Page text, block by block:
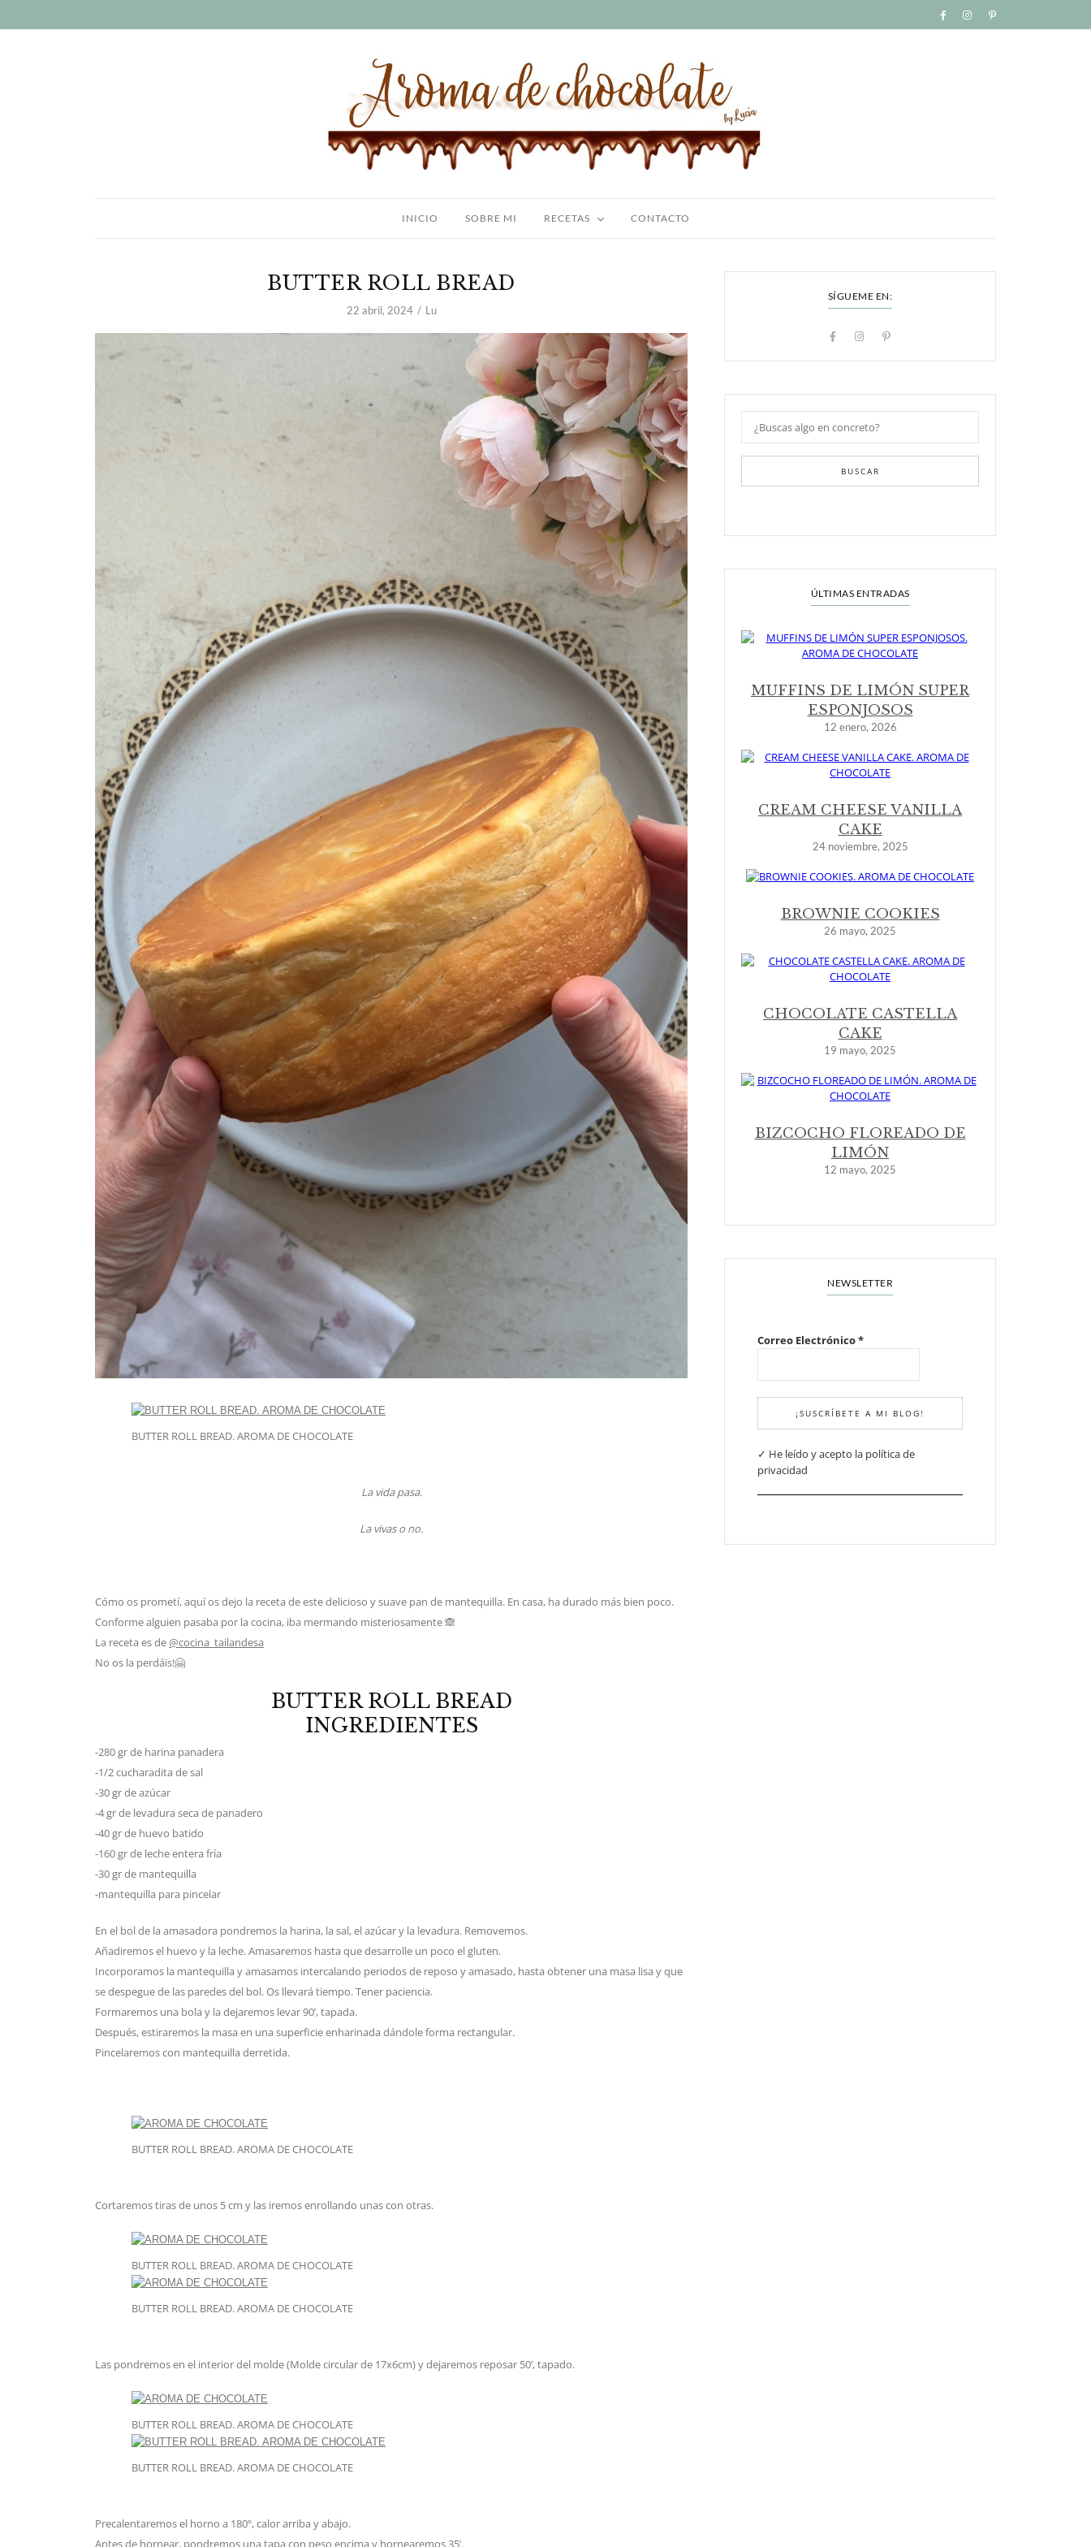
INICIO SOBRE MI RECETAS CONTACTO
BUTTER ROLL BREAD
22 abril, 2024 Lu
BUTTER ROLL BREAD. AROMA DE CHOCOLATE
La vida pasa.
La vivas o no.
Cómo os prometí, aquí os dejo la receta de este delicioso y suave pan de mantequilla. En casa, ha durado más bien poco.
Conforme alguien pasaba por la cocina, iba mermando misteriosamente 🙈
La receta es de@cocina_tailandesa
No os la perdáis!🤗
BUTTER ROLL BREAD
INGREDIENTES
-280 gr de harina panadera
-1/2 cucharadita de sal
-30 gr de azúcar
-4 gr de levadura seca de panadero
-40 gr de huevo batido
-160 gr de leche entera fría
-30 gr de mantequilla
-mantequilla para pincelar
En el bol de la amasadora pondremos la harina, la sal, el azúcar y la levadura. Removemos.
Añadiremos el huevo y la leche. Amasaremos hasta que desarrolle un poco el gluten.
Incorporamos la mantequilla y amasamos intercalando periodos de reposo y amasado, hasta obtener una masa lisa y que
se despegue de las paredes del bol. Os llevará tiempo. Tener paciencia.
Formaremos una bola y la dejaremos levar 90’, tapada.
Después, estiraremos la masa en una superficie enharinada dándole forma rectangular.
Pincelaremos con mantequilla derretida.
BUTTER ROLL BREAD. AROMA DE CHOCOLATE
Cortaremos tiras de unos 5 cm y las iremos enrollando unas con otras.
BUTTER ROLL BREAD. AROMA DE CHOCOLATE
BUTTER ROLL BREAD. AROMA DE CHOCOLATE
Las pondremos en el interior del molde (Molde circular de 17x6cm) y dejaremos reposar 50’, tapado.
BUTTER ROLL BREAD. AROMA DE CHOCOLATE
BUTTER ROLL BREAD. AROMA DE CHOCOLATE
Precalentaremos el horno a 180º, calor arriba y abajo.
SÍGUEME EN:
BUSCAR
ÚLTIMAS ENTRADAS
MUFFINS DE LIMÓN SUPER
ESPONJOSOS
12 enero, 2026
CREAM CHEESE VANILLA
CAKE
24 noviembre, 2025
BROWNIE COOKIES
26 mayo, 2025
CHOCOLATE CASTELLA
CAKE
19 mayo, 2025
BIZCOCHO FLOREADO DE
LIMÓN
12 mayo, 2025
NEWSLETTER
Correo Electrónico*
✓ He leído y acepto la política de
privacidad